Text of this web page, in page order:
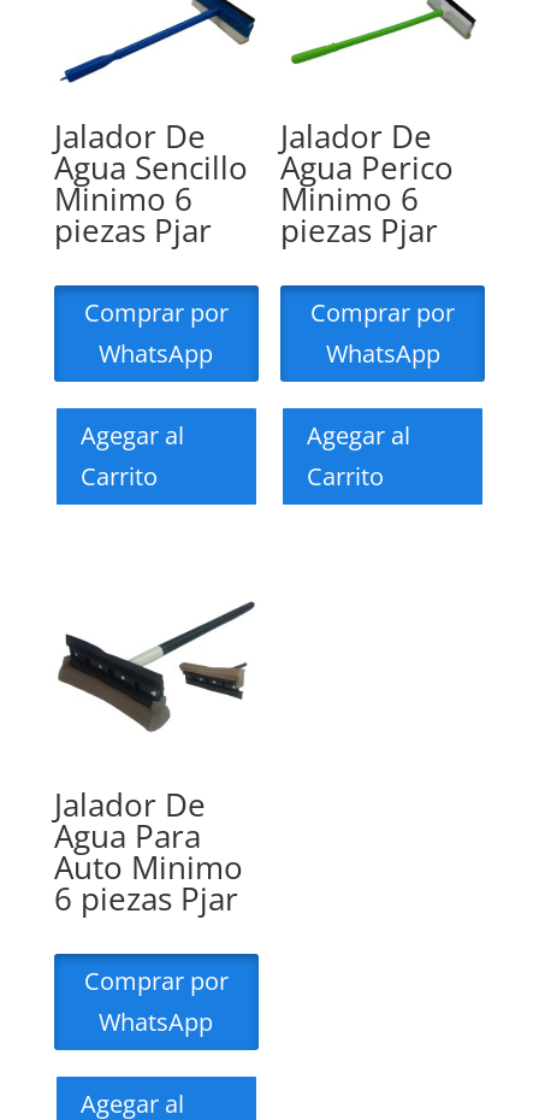
Jalador De
Agua Sencillo
Minimo 6
piezas Pjar
Comprar por
WhatsApp
Agegar al
Carrito
Jalador De
Agua Perico
Minimo 6
piezas Pjar
Comprar por
WhatsApp
Agegar al
Carrito
Jalador De
Agua Para
Auto Minimo
6 piezas Pjar
Comprar por
WhatsApp
Agegar al